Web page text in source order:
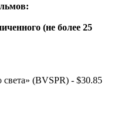
(не более 25
(BVSPR) - $30.85